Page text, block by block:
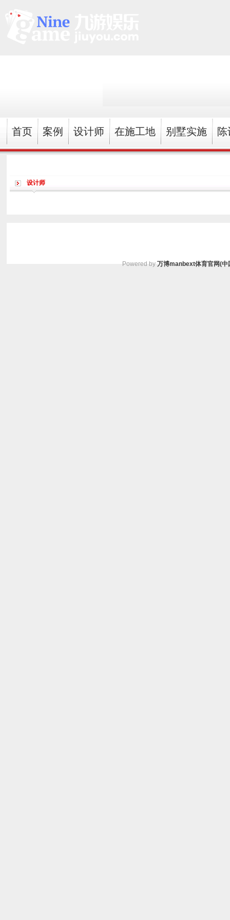
首页 案例 设计师 在施工地 别墅实施 陈
设计师
Powered by 万博manbext体育官网(中